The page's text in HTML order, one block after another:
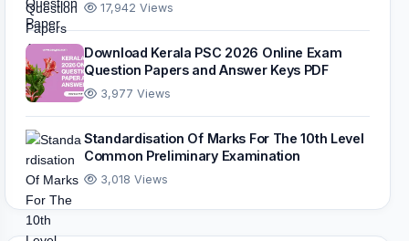
17,942 Views
Download Kerala PSC 2026 Online Exam
Question Papers and Answer Keys PDF
3,977 Views
Standardisation Of Marks For The 10th Level
Common Preliminary Examination
3,018 Views